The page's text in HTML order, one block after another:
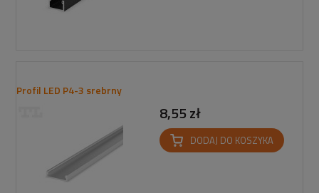
Profil LED P4-3 srebrny
8,55 zł
DODAJ DO KOSZYKA